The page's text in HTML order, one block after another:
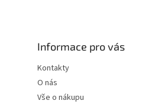
Informace pro vás
Kontakty
O nás
Vše o nákupu